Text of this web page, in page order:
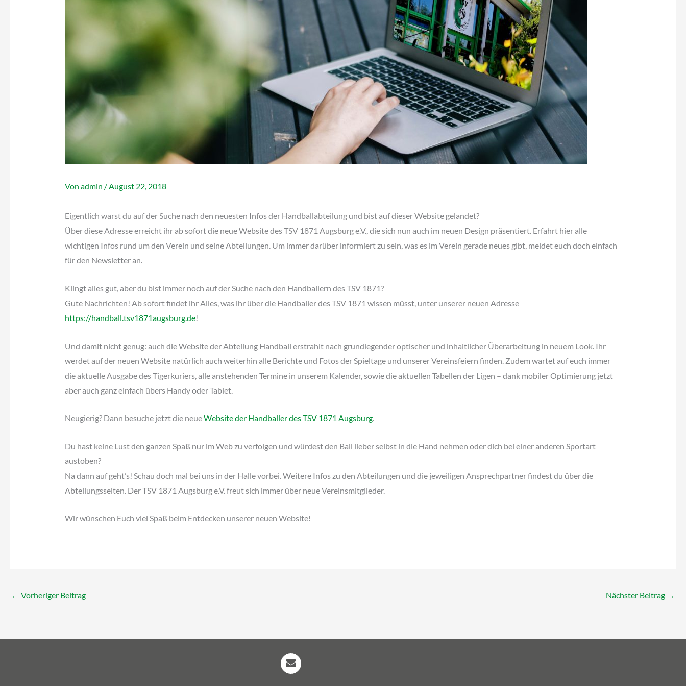
Von admin /August 22, 2018
Eigentlich warst du auf der Suche nach den neuesten Infos der Handballabteilung und bist auf dieser Website gelandet?
Über diese Adresse erreicht ihr ab sofort die neue Website des TSV 1871 Augsburg e.V., die sich nun auch im neuen Design präsentiert. Erfahrt hier alle
wichtigen Infos rund um den Verein und seine Abteilungen. Um immer darüber informiert zu sein, was es im Verein gerade neues gibt, meldet euch doch einfach
für den Newsletter an.
Klingt alles gut, aber du bist immer noch auf der Suche nach den Handballern des TSV 1871?
Gute Nachrichten! Ab sofort findet ihr Alles, was ihr über die Handballer des TSV 1871 wissen müsst, unter unserer neuen Adresse
https://handball.tsv1871augsburg.de!
Und damit nicht genug: auch die Website der Abteilung Handball erstrahlt nach grundlegender optischer und inhaltlicher Überarbeitung in neuem Look. Ihr
werdet auf der neuen Website natürlich auch weiterhin alle Berichte und Fotos der Spieltage und unserer Vereinsfeiern finden. Zudem wartet auf euch immer
die aktuelle Ausgabe des Tigerkuriers, alle anstehenden Termine in unserem Kalender, sowie die aktuellen Tabellen der Ligen – dank mobiler Optimierung jetzt
aber auch ganz einfach übers Handy oder Tablet.
Neugierig? Dann besuche jetzt die neueWebsite der Handballer des TSV 1871 Augsburg.
Du hast keine Lust den ganzen Spaß nur im Web zu verfolgen und würdest den Ball lieber selbst in die Hand nehmen oder dich bei einer anderen Sportart
austoben?
Na dann auf geht’s! Schau doch mal bei uns in der Halle vorbei. Weitere Infos zu den Abteilungen und die jeweiligen Ansprechpartner findest du über die
Abteilungsseiten. Der TSV 1871 Augsburg e.V. freut sich immer über neue Vereinsmitglieder.
Wir wünschen Euch viel Spaß beim Entdecken unserer neuen Website!
← Vorheriger Beitrag Nächster Beitrag →